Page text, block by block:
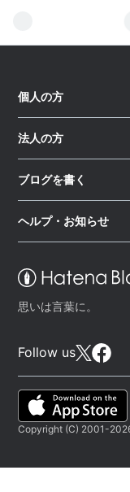
思いは言葉に。
Follow us
個人の方
法人の方
ブログを書く
ヘルプ・お知らせ
Copyright (C) 2001-